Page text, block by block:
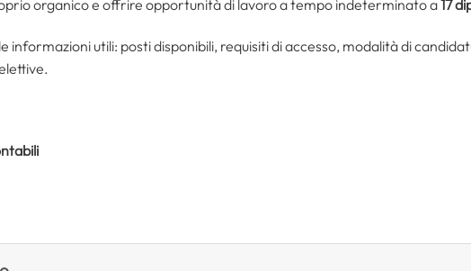
organico e offrire opportunità di lavoro a tempo indeterminato a17
informazioni utili: posti disponibili, requisiti di accesso, modalità di